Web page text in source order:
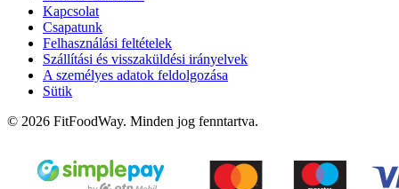
Kapcsolat
Csapatunk
Felhasználási feltételek
Szállítási és visszaküldési irányelvek
A személyes adatok feldolgozása
Sütik
© 2026 FitFoodWay. Minden jog fenntartva.